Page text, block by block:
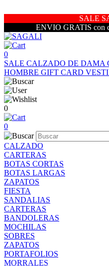
SALE
ENVIO GRATIS con
0
SALE CALZADO DE DAMA
HOMBRE GIFT CARD
0
0
CALZADO
CARTERAS
BOTAS CORTAS
BOTAS LARGAS
ZAPATOS
FIESTA
SANDALIAS
CARTERAS
BANDOLERAS
MOCHILAS
SOBRES
ZAPATOS
PORTAFOLIOS
MORRALES